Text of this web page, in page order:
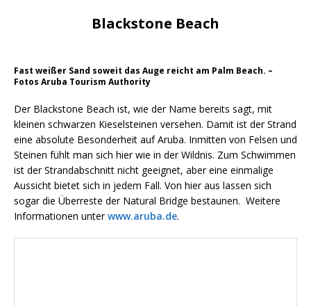
Blackstone Beach
Fast weißer Sand soweit das Auge reicht am Palm Beach. –
Fotos Aruba Tourism Authority
Der Blackstone Beach ist, wie der Name bereits sagt, mit
kleinen schwarzen Kieselsteinen versehen. Damit ist der Strand
eine absolute Besonderheit auf Aruba. Inmitten von Felsen und
Steinen fühlt man sich hier wie in der Wildnis. Zum Schwimmen
ist der Strandabschnitt nicht geeignet, aber eine einmalige
Aussicht bietet sich in jedem Fall. Von hier aus lassen sich
sogar die Überreste der Natural Bridge bestaunen. Weitere
Informationen unterwww.aruba.de.